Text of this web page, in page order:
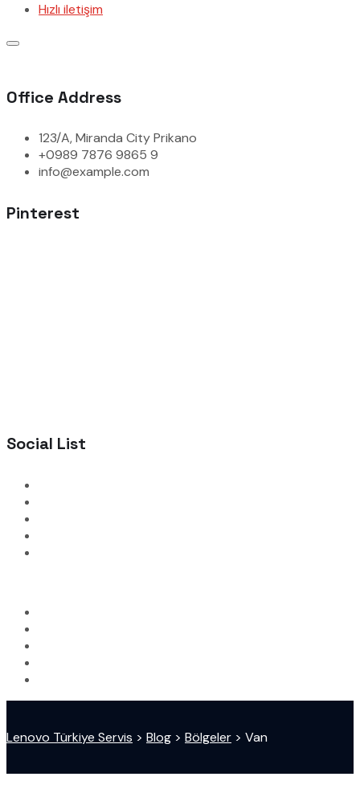
Hızlı iletişim
Office Address
123/A, Miranda City Prikano
+0989 7876 9865 9
info@example.com
Pinterest
Social List
Lenovo Türkiye Servis > Blog > Bölgeler > Van